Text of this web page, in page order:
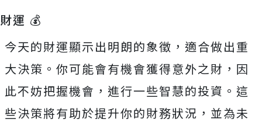
財運 💰
今天的財運顯示出明朗的象徵，適合做出重
大決策。你可能會有機會獲得意外之財，因
此不妨把握機會，進行一些智慧的投資。這
些決策將有助於提升你的財務狀況，並為未